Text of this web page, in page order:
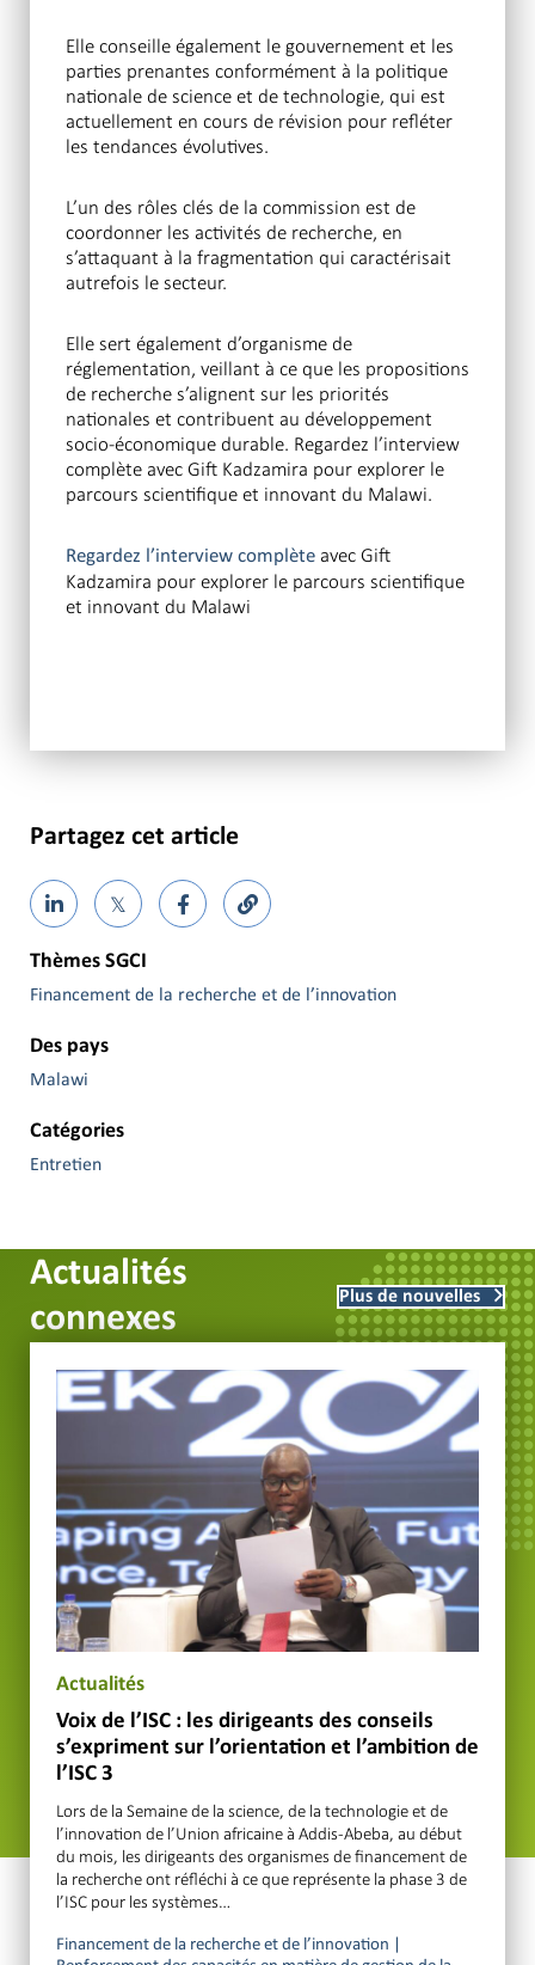
Elle conseille également le gouvernement et les
parties prenantes conformément à la politique
nationale de science et de technologie, qui est
actuellement en cours de révision pour refléter
les tendances évolutives.
L’un des rôles clés de la commission est de
coordonner les activités de recherche, en
s’attaquant à la fragmentation qui caractérisait
autrefois le secteur.
Elle sert également d’organisme de
réglementation, veillant à ce que les propositions
de recherche s’alignent sur les priorités
nationales et contribuent au développement
socio-économique durable. Regardez l’interview
complète avec Gift Kadzamira pour explorer le
parcours scientifique et innovant du Malawi.
Regardez l’interview complète avec Gift
Kadzamira pour explorer le parcours scientifique
et innovant du Malawi
Partagez cet article
𝕏
Thèmes SGCI
Financement de la recherche et de l’innovation
Des pays
Malawi
Catégories
Entretien
Actualités
connexes
Plus de nouvelles
Actualités
Voix de l’ISC : les dirigeants des conseils
s’expriment sur l’orientation et l’ambition de
l’ISC 3
Lors de la Semaine de la science, de la technologie et de
l’innovation de l’Union africaine à Addis-Abeba, au début
du mois, les dirigeants des organismes de financement de
la recherche ont réfléchi à ce que représente la phase 3 de
l’ISC pour les systèmes…
Financement de la recherche et de l’innovation